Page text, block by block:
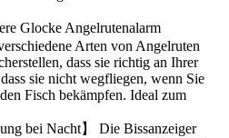
Glocke Angelrutenalarm
Arten von Angelruten
dass sie richtig an Ihrer
sie nicht wegfliegen, wenn Sie
Fisch bekämpfen. Ideal zum
bei Nacht】 Die Bissanzeiger